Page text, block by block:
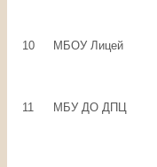
10 МБОУ Лицей
11 МБУ ДО ДПЦ